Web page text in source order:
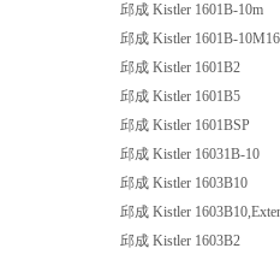
邱成 Kistler 1601B-10m
邱成 Kistler 1601B-
邱成 Kistler 1601B2
邱成 Kistler 1601B5
邱成 Kistler 1601BSP
邱成 Kistler 16031B-10
邱成 Kistler 1603B10
邱成 Kistler
邱成 Kistler 1603B2